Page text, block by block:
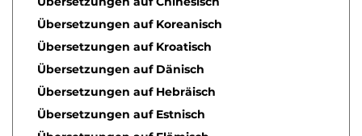
Übersetzungen auf Koreanisch
Übersetzungen auf Kroatisch
Übersetzungen auf Dänisch
Übersetzungen auf Hebräisch
Übersetzungen auf Estnisch